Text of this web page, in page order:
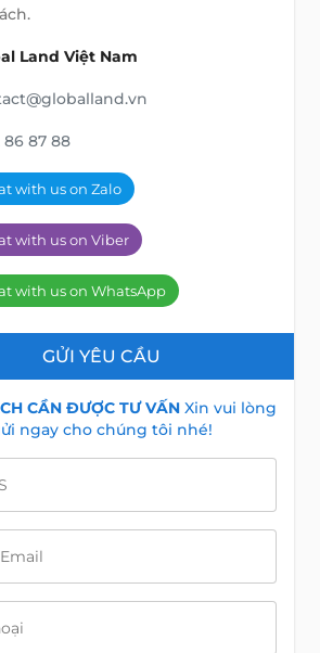
Land Việt Nam
86 87 88
with us on Zalo
with us on Viber
with us on WhatsApp
GỬI YÊU CẦU
CẦN ĐƯỢC TƯ VẤNXin vui lòng
ngay cho chúng tôi nhé!